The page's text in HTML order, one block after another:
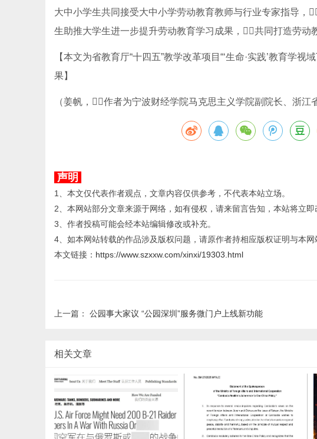
大中小学生共同接受大中小学劳动教育教师与行业专家指导
生助推大学生进一步提升劳动教育学习成果，共同打造劳动教
【本文为省教育厅“十四五”教学改革项目“‘生命·实践’教育学
果】
（姜帆，作者为宁波财经学院马克思主义学院副院长、浙江
声明
1、本文仅代表作者观点，文章内容仅供参考，不代表本站立场。
2、本网站部分文章来源于网络，如有侵权，请来留言告知，本站将立即
3、作者投稿可能会经本站编辑修改或补充。
4、如本网站转载的作品涉及版权问题，请原作者持相应版权证明与本网
本文链接： https://www.szxxw.com/xinxi/19303.html
上一篇： 公园事大家议 “公园深圳”服务微门户上线新功能
相关文章